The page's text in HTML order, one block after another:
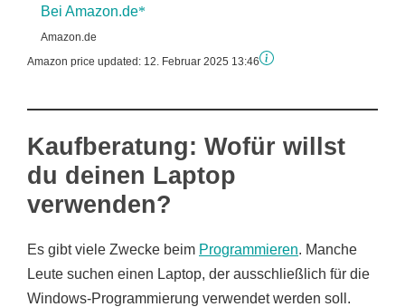
Bei Amazon.de
Amazon.de
Amazon price updated: 12. Februar 2025 13:46
Kaufberatung: Wofür willst
du deinen Laptop
verwenden?
Es gibt viele Zwecke beim Programmieren. Manche
Leute suchen einen Laptop, der ausschließlich für die
Windows-Programmierung verwendet werden soll.